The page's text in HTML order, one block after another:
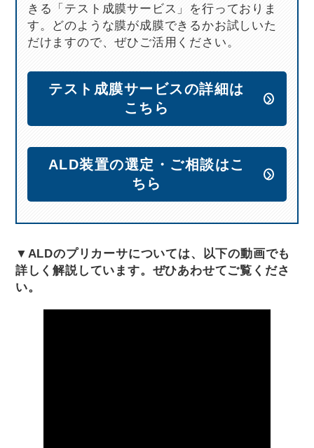
きる「テスト成膜サービス」を行っておりま
す。どのような膜が成膜できるかお試しいた
だけますので、ぜひご活用ください。
テスト成膜サービスの詳細は
こちら
ALD装置の選定・ご相談はこ
ちら
▼ALDのプリカーサについては、以下の動画でも
詳しく解説しています。ぜひあわせてご覧くださ
い。